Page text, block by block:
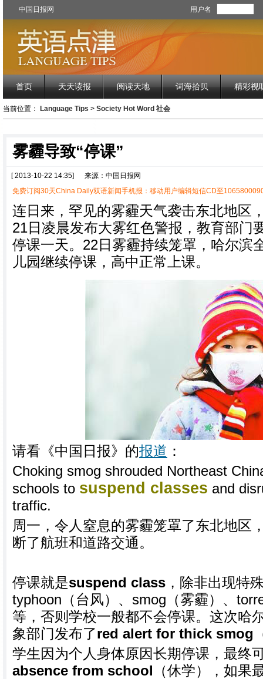
中国日报网 用户名
首页 天天读报 阅读天地 词海拾贝 精彩视
当前位置： Language Tips > Society Hot Word 社会
雾霾导致“停课”
[ 2013-10-22 14:35]
来源：中国日报网
免费订阅30天China Daily双语新闻手机报：移动用户编辑短信CD至
连日来，罕见的雾霾天气袭击东北地区
21日凌晨发布大雾红色警报，教育部门
停课一天。22日雾霾持续笼罩，哈尔滨
儿园继续停课，高中正常上课。
请看《中国日报》的报道 ：
Choking smog shrouded Northeast
schools to suspend classes and
traffic.
周一，令人窒息的雾霾笼罩了东北地区
断了航班和道路交通。
停课就是suspend class ，除非出现特
typhoon（台风）、smog（雾霾）、
等，否则学校一般都不会停课。这次哈
象部门发布了red alert for thick smog
学生因为个人身体原因长期停课，最终
absence from school （休学），如果